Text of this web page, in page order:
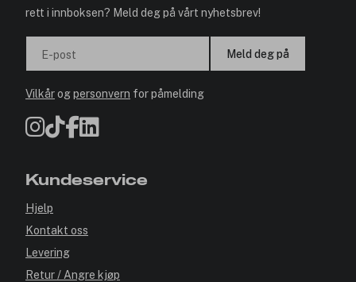
rett i innboksen? Meld deg på vårt nyhetsbrev!
E-post Meld deg på
Vilkårogpersonvern for påmelding
Kundeservice
Hjelp
Kontakt oss
Levering
Retur / Angre kjøp